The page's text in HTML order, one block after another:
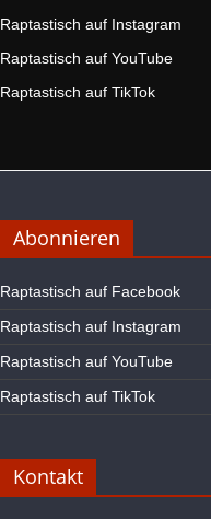
Raptastisch auf Instagram
Raptastisch auf YouTube
Raptastisch auf TikTok
Abonnieren
Raptastisch auf Facebook
Raptastisch auf Instagram
Raptastisch auf YouTube
Raptastisch auf TikTok
Kontakt